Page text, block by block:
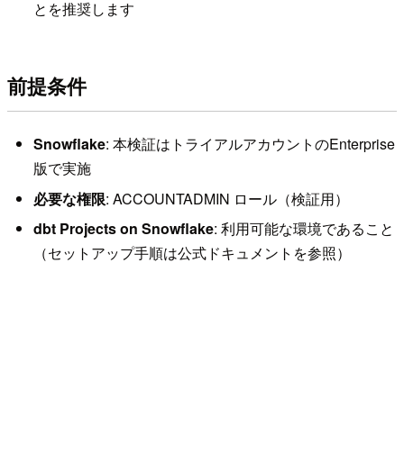
とを推奨します
前提条件
Snowflake: 本検証はトライアルアカウントのEnterprise
版で実施
必要な権限: ACCOUNTADMIN ロール（検証用）
dbt Projects on Snowflake: 利用可能な環境であること
（セットアップ手順は公式ドキュメントを参照）